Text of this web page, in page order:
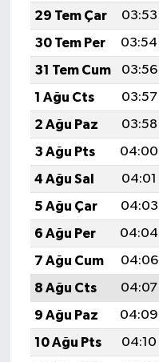
29 Tem Çar
03:53
30 Tem Per
03:54
31 Tem Cum
03:56
1 Ağu Cts
03:57
2 Ağu Paz
03:58
3 Ağu Pts
04:00
4 Ağu Sal
04:01
5 Ağu Çar
04:03
6 Ağu Per
04:04
7 Ağu Cum
04:06
8 Ağu Cts
04:07
9 Ağu Paz
04:09
10 Ağu Pts
04:10